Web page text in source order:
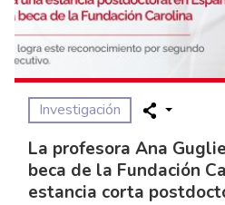
Investigación
La profesora Ana
beca de la Fundación
estancia corta